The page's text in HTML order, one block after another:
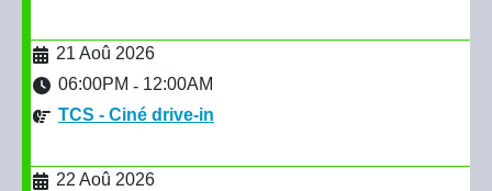
21 Aoû 2026
06:00PM - 12:00AM
TCS - Ciné drive-in
22 Aoû 2026